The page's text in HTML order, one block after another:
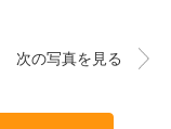
次の写真を見る